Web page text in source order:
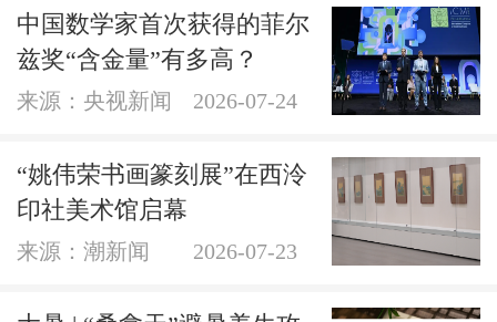
中国数学家首次获得的菲尔
兹奖“含金量”有多高？
来源：央视新闻 2026-07-24
“姚伟荣书画篆刻展”在西泠
印社美术馆启幕
来源：潮新闻 2026-07-23